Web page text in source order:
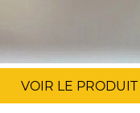
VOIR LE PRODUIT